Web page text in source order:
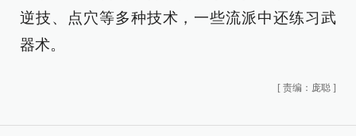
逆技、点穴等多种技术，一些流派中还练习武
器术。
[ 责编：庞聪 ]